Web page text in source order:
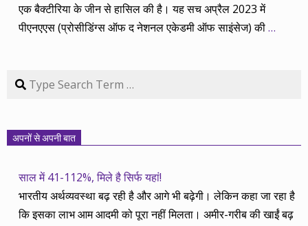
एक बैक्टीरिया के जीन से हासिल की है। यह सच अप्रैल 2023 में
पीएनएएस (प्रोसीडिंग्स ऑफ द नेशनल एकेडमी ऑफ साइंसेज) की…
Search
अपनों से अपनी बात
साल में 41-112%, मिले है सिर्फ यहां!
भारतीय अर्थव्यवस्था बढ़ रही है और आगे भी बढ़ेगी। लेकिन कहा जा रहा है
कि इसका लाभ आम आदमी को पूरा नहीं मिलता। अमीर-गरीब की खाईं बढ़